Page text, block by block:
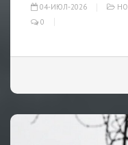
04-ИЮЛ-2026
0